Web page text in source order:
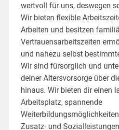
wertvoll für uns, deswegen
Wir bieten flexible
Arbeiten und besitzen
Vertrauensarbeitszeiten
und nahezu selbst
Wir sind fürsorglich und
deiner Altersvorsorge über
hinaus. Wir bieten dir einen
Arbeitsplatz, spannende
Zusatz- und